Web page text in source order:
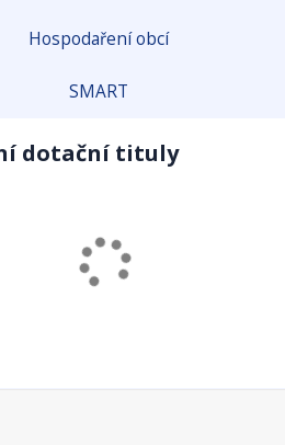
Hospodaření obcí
SMART
dotační tituly